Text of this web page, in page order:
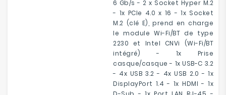
6 Gb/s - 2 x Socket Hyper M.2
- 1x PCIe 4.0 x 16 - 1x Socket
M.2 (clé E), prend en charge
le module Wi-Fi/BT de type
2230 et Intel CNVi (Wi-Fi/BT
intégré) - 1x Prise
casque/casque - 1x USB-C 3.2
- 4x USB 3.2 - 4x USB 2.0 - 1x
DisplayPort 1.4 - 1x HDMI - 1x